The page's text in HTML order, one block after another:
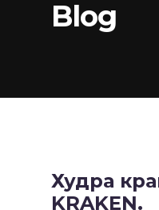
Blog
Худра
KRAKEN.